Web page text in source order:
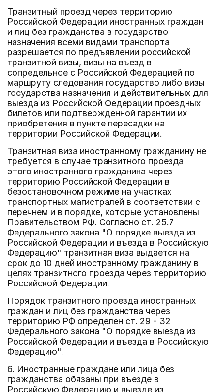
Транзитный проезд через территорию
Российской Федерации иностранных граждан
и лиц без гражданства в государство
назначения всеми видами транспорта
разрешается по предъявлении российской
транзитной визы, визы на въезд в
сопредельное с Российской Федерацией по
маршруту следования государство либо визы
государства назначения и действительных для
выезда из Российской Федерации проездных
билетов или подтвержденной гарантии их
приобретения в пункте пересадки на
территории Российской Федерации.
Транзитная виза иностранному гражданину не
требуется в случае транзитного проезда
этого иностранного гражданина через
территорию Российской Федерации в
безостановочном режиме на участках
транспортных магистралей в соответствии с
перечнем и в порядке, которые установлены
Правительством РФ. Согласно ст. 25.7
Федерального закона "О порядке выезда из
Российской Федерации и въезда в Российскую
Федерацию" транзитная виза выдается на
срок до 10 дней иностранному гражданину в
целях транзитного проезда через территорию
Российской Федерации.
Порядок транзитного проезда иностранных
граждан и лиц без гражданства через
территорию РФ определен ст. 29 - 32
Федерального закона "О порядке выезда из
Российской Федерации и въезда в Российскую
Федерацию".
6. Иностранные граждане или лица без
гражданства обязаны при въезде в
Российскую Федерацию и выезде из